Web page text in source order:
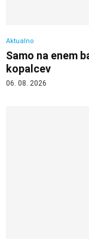
Aktualno
Samo na enem
kopalcev
06. 08. 2026